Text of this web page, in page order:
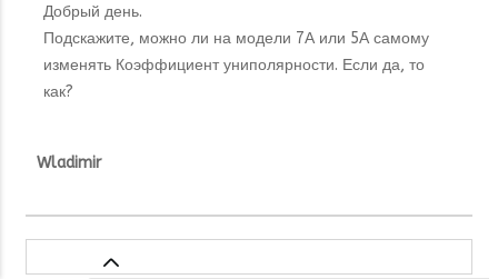
Добрый день.
Подскажите, можно ли на модели 7А или 5А самому
изменять Коэффициент униполярности. Если да, то
как?
Wladimir